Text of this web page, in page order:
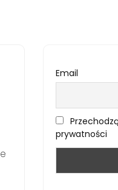
Email
prywatności